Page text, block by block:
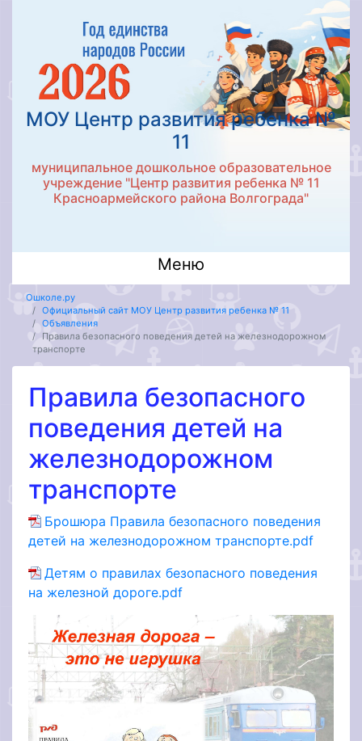
МОУ Центр развития ребенка №
11
муниципальное дошкольное образовательное
учреждение "Центр развития ребенка № 11
Красноармейского района Волгограда"
Меню
Ошколе.ру
Официальный сайт МОУ Центр развития ребенка № 11
Объявления
Правила безопасного поведения детей на железнодорожном
транспорте
Правила безопасного
поведения детей на
железнодорожном
транспорте
Брошюра Правила безопасного поведения
детей на железнодорожном транспорте.pdf
Детям о правилах безопасного поведения
на железной дороге.pdf